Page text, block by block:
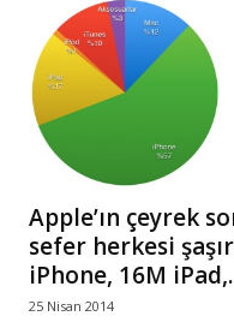
Apple’ın çeyrek
sefer herkesi
iPhone, 16M
25 Nisan 2014